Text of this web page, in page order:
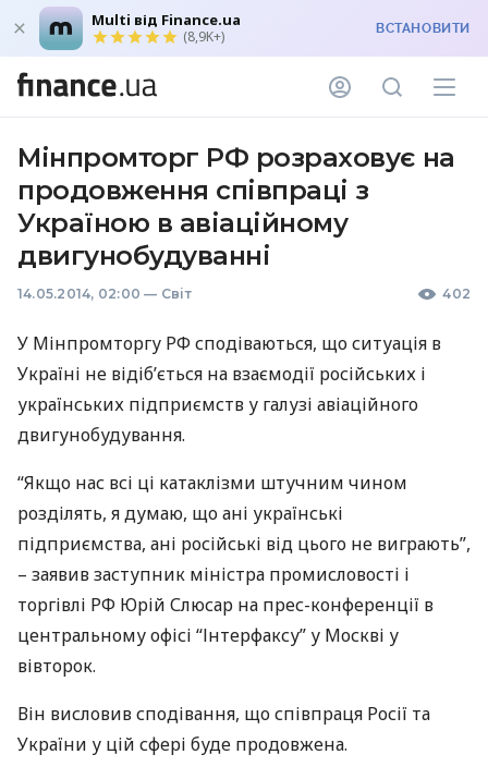
Multi від Finance.ua
(8,9K+) ВСТАНОВИТИ
Мінпромторг РФ розраховує на
продовження співпраці з
Україною в авіаційному
двигунобудуванні
14.05.2014, 02:00 — Світ 402
У Мінпромторгу РФ сподіваються, що ситуація в
Україні не відіб’ється на взаємодії російських і
українських підприємств у галузі авіаційного
двигунобудування.
“Якщо нас всі ці катаклізми штучним чином
розділять, я думаю, що ані українські
підприємства, ані російські від цього не виграють”,
– заявив заступник міністра промисловості і
торгівлі РФ Юрій Слюсар на прес-конференції в
центральному офісі “Інтерфаксу” у Москві у
вівторок.
Він висловив сподівання, що співпраця Росії та
України у цій сфері буде продовжена.